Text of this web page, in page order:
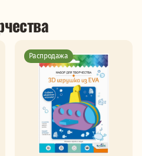
Распродажа